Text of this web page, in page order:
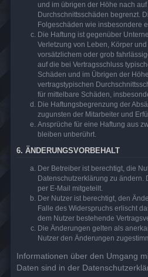
und im übrigen der Höhe nach
Durchschnittsschäden begrenzt.
Folgeschäden wie insbesondere
Die Haftung ist gegenüber
Verletzung von Leben, Körper
vorsätzlichem oder grob
auf die bei Vertragsschluss
Schäden und im Übrigen der
vertragstypischen
für mittelbare Schäden,
Die Haftungsbegrenzung der
zugunsten der Mitarbeiter und
Ansprüche für eine Haftung aus
bleiben unberührt.
6. ÄNDERUNGSVORBEHALT
Der Betreiber ist berechtigt, die
Datenschutzerklärung zu ändern.
per E-Mail mitgeteilt.
Der Nutzer ist berechtigt, den
Falle des Widerspruchs erlischt
dem Nutzer bestehende
Die Änderungen gelten als
Nutzer den Änderungen
Informationen über den Umgang
Daten sind in der